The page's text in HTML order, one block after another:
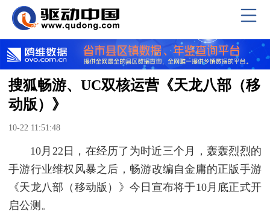
搜狐畅游、UC双核运营《天龙八部（移
动版）》
10-22 11:51:48
10月22日，在经历了为时近三个月，轰轰烈烈的
手游行业维权风暴之后，畅游改编自金庸的正版手游
《天龙八部（移动版）》今日宣布将于10月底正式开
启公测。